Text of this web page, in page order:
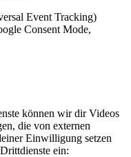
Event Tracking)
Consent Mode,
können wir dir Videos
die von externen
Einwilligung setzen
ein: